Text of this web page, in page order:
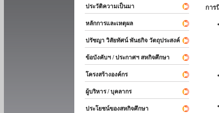
ประวัติความเป็นมา
หลักการและเหตุผล
ปรัชญา วิสัยทัศน์ พันธกิจ วัตถุประสงค์
ข้อบังคับฯ / ประกาศฯ สหกิจศึกษา
โครงสร้างองค์กร
ผู้บริหาร / บุคลากร
ประโยชน์ของสหกิจศึกษา
การ